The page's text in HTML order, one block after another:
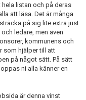
listan och på deras
att läsa. Det är många
på sig lite extra just
ledare, men även
kommunens och
som hjälper till att
på något sätt. På sätt
ni alla känner en
är denna vinst